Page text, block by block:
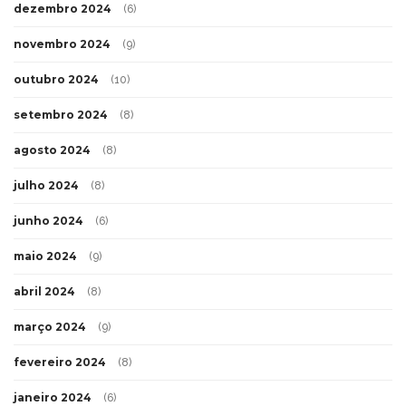
dezembro 2024 (6)
novembro 2024 (9)
outubro 2024 (10)
setembro 2024 (8)
agosto 2024 (8)
julho 2024 (8)
junho 2024 (6)
maio 2024 (9)
abril 2024 (8)
março 2024 (9)
fevereiro 2024 (8)
janeiro 2024 (6)